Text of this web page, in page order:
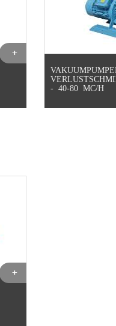
- 40-80 MC/H